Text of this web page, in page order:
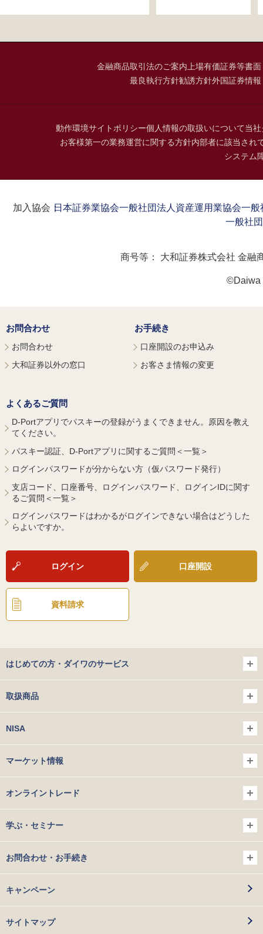
金融商品取引法のご案内 上場有価証券等書
最良執行方針勧誘方針外国証券情
動作環境サイトポリシー個人情報の取扱いについて当
お客様第一の業務運営に関する方針内部者に該当され
システム
加入協会：日本証券業協会一般社団法人資産運用業協会一般
一般社
商号等： 大和証券株式会社 金融
©Daiwa
お問合わせ
お問合わせ
大和証券以外の窓口
お手続き
口座開設のお申込み
お客さま情報の変更
よくあるご質問
D-Portアプリでパスキーの登録がうまくできません。原因を教え
てください。
パスキー認証、D-Portアプリに関するご質問＜一覧＞
ログインパスワードが分からない方（仮パスワード発行）
支店コード、口座番号、ログインパスワード、ログインIDに関す
るご質問＜一覧＞
ログインパスワードはわかるがログインできない場合はどうした
らよいですか。
ログイン 口座開設
資料請求
はじめての方・ダイワのサービス
取扱商品
NISA
マーケット情報
オンライントレード
学ぶ・セミナー
お問合わせ・お手続き
キャンペーン
サイトマップ